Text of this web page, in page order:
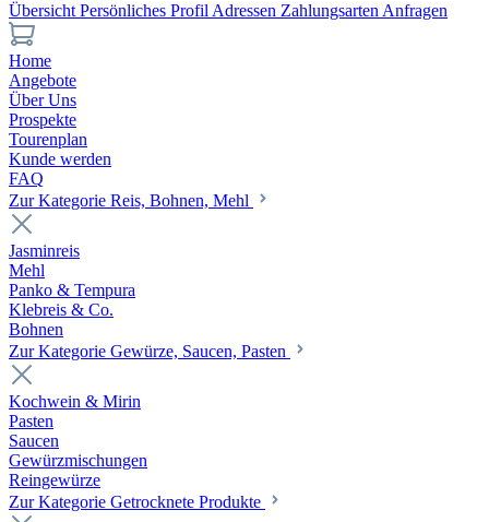
Übersicht Persönliches Profil Adressen Zahlungsarten Anfragen
Home
Angebote
Über Uns
Prospekte
Tourenplan
Kunde werden
FAQ
Zur Kategorie Reis, Bohnen, Mehl
Jasminreis
Mehl
Panko & Tempura
Klebreis & Co.
Bohnen
Zur Kategorie Gewürze, Saucen, Pasten
Kochwein & Mirin
Pasten
Saucen
Gewürzmischungen
Reingewürze
Zur Kategorie Getrocknete Produkte